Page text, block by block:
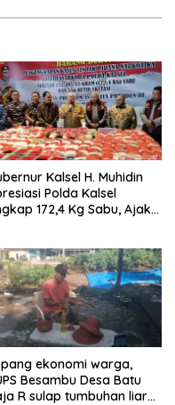
Kalsel H. Muhidin
Polda Kalsel
172,4 Kg Sabu, Ajak
ekonomi warga,
Besambu Desa Batu
R sulap tumbuhan liar